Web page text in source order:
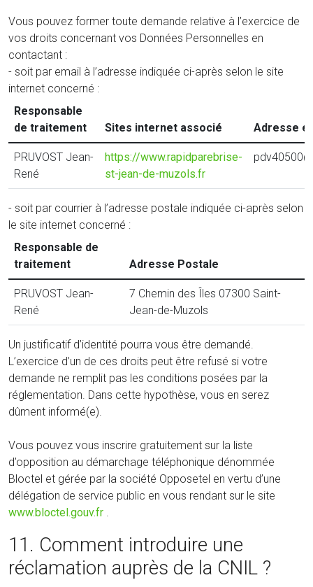
Vous pouvez former toute demande relative à l’exercice de
vos droits concernant vos Données Personnelles en
contactant :
- soit par email à l’adresse indiquée ci-après selon le site
internet concerné :
Responsable
de traitement
Sites internet associé Adresse
PRUVOST Jean-
René
https://www.rapidparebrise-
st-jean-de-muzols.fr
- soit par courrier à l’adresse postale indiquée ci-après selon
le site internet concerné :
Responsable de
traitement
Adresse Postale
PRUVOST Jean-
René
7 Chemin des Îles 07300 Saint-
Jean-de-Muzols
Un justificatif d’identité pourra vous être demandé.
L’exercice d’un de ces droits peut être refusé si votre
demande ne remplit pas les conditions posées par la
réglementation. Dans cette hypothèse, vous en serez
dûment informé(e).
Vous pouvez vous inscrire gratuitement sur la liste
d’opposition au démarchage téléphonique dénommée
Bloctel et gérée par la société Opposetel en vertu d’une
délégation de service public en vous rendant sur le site
www.bloctel.gouv.fr .
11. Comment introduire une
réclamation auprès de la CNIL ?